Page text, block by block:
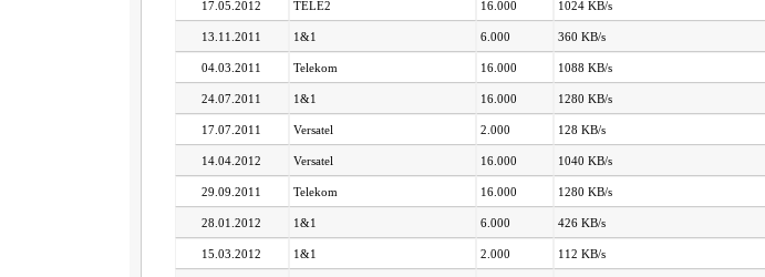
17.05.2012 TELE2 16.000 1024 KB/s
13.11.2011 1&1 6.000 360 KB/s
04.03.2011 Telekom 16.000 1088 KB/s
24.07.2011 1&1 16.000 1280 KB/s
17.07.2011 Versatel 2.000 128 KB/s
14.04.2012 Versatel 16.000 1040 KB/s
29.09.2011 Telekom 16.000 1280 KB/s
28.01.2012 1&1 6.000 426 KB/s
15.03.2012 1&1 2.000 112 KB/s